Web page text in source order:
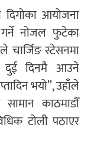
दिगोका आयोजना
नोजल फुटेका
चार्जिङ स्टेसनमा
दुई दिनमै आउने
भयो”, उहाँले
काठमाडौँ
टोली पठाएर